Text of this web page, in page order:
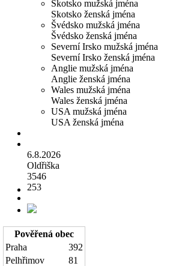
Skotsko mužská jména
Skotsko ženská jména
Švédsko mužská jména
Švédsko ženská jména
Severní Irsko mužská jména
Severní Irsko ženská jména
Anglie mužská jména
Anglie ženská jména
Wales mužská jména
Wales ženská jména
USA mužská jména
USA ženská jména
6.8.2026
Oldřiška
3546
253
Pověřená obec
Praha
392
Pelhřimov
81